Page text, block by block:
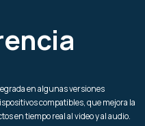
en algunas versiones
compatibles, que mejora la
en tiempo real al video y al audio.